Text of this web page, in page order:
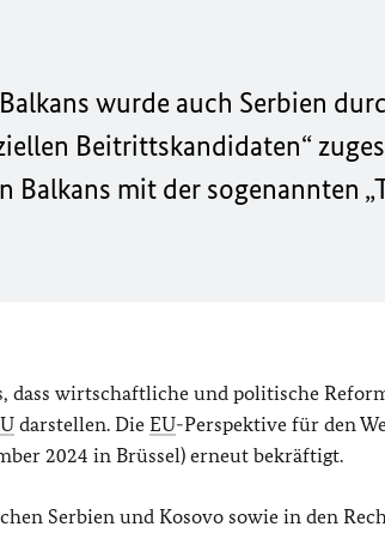
wurde auch Serbien
Beitrittskandidaten“
Balkans mit der sogenannten
dass wirtschaftliche und politische
darstellen. Die EU-Perspektive für den
2024 in Brüssel) erneut bekräftigt.
Serbien und Kosovo sowie in den